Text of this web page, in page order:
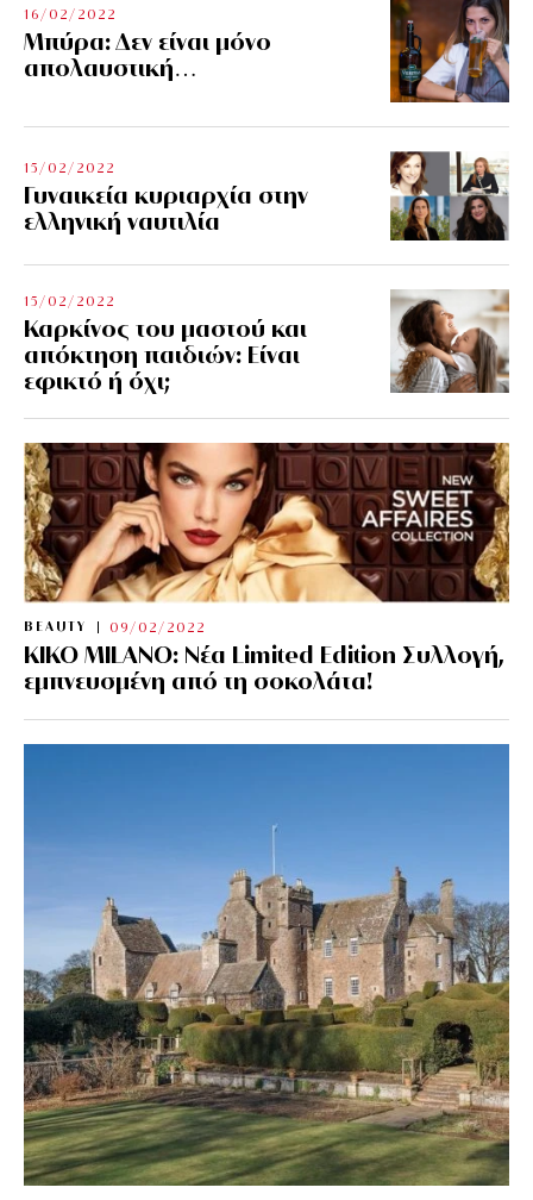
16/02/2022
Μπύρα: Δεν είναι μόνο
απολαυστική…
15/02/2022
Γυναικεία κυριαρχία στην
ελληνική ναυτιλία
15/02/2022
Καρκίνος του μαστού και
απόκτηση παιδιών: Είναι
εφικτό ή όχι;
BEAUTY 09/02/2022
KIKO MILANO: Νέα Limited Edition Συλλογή,
εμπνευσμένη από τη σοκολάτα!